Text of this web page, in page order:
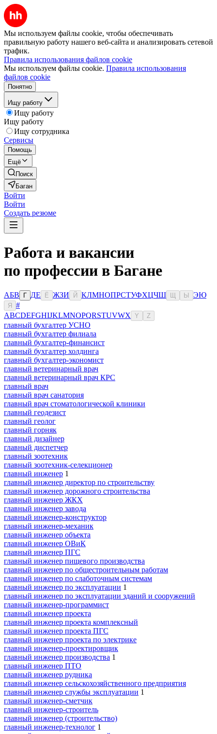
Мы используем файлы cookie, чтобы обеспечивать
правильную работу нашего веб-сайта и анализировать сетевой
трафик.
Правила использования файлов cookie
Мы используем файлы cookie. Правила использования
файлов cookie
Понятно
Ищу работу
Ищу работу
Ищу работу
Ищу сотрудника
Сервисы
Помощь
Ещё
Поиск
Баган
Войти
Войти
Создать резюме
Работа и вакансии
по профессии в Багане
АБВ Г ДЕ Ё ЖЗИ Й КЛМНОПРСТУФХЦЧШ Ы ЭЮ
Я
#
ABCDEFGHIJKLMNOPQRSTUVWX Y Z
главный бухгалтер УСНО
главный бухгалтер филиала
главный бухгалтер-финансист
главный бухгалтер холдинга
главный бухгалтер-экономист
главный ветеринарный врач
главный ветеринарный врач КРС
главный врач
главный врач санатория
главный врач стоматологической клиники
главный геодезист
главный геолог
главный горняк
главный дизайнер
главный диспетчер
главный зоотехник
главный зоотехник-селекционер
главный инженер 1
главный инженер директор по строительству
главный инженер дорожного строительства
главный инженер ЖКХ
главный инженер завода
главный инженер-конструктор
главный инженер-механик
главный инженер объекта
главный инженер ОВиК
главный инженер ПГС
главный инженер пищевого производства
главный инженер по общестроительным работам
главный инженер по слаботочным системам
главный инженер по эксплуатации 1
главный инженер по эксплуатации зданий и сооружений
главный инженер-программист
главный инженер проекта
главный инженер проекта комплексный
главный инженер проекта ПГС
главный инженер проекта по электрике
главный инженер-проектировщик
главный инженер производства 1
главный инженер ПТО
главный инженер рудника
главный инженер сельскохозяйственного предприятия
главный инженер службы эксплуатации 1
главный инженер-сметчик
главный инженер-строитель
главный инженер (строительство)
главный инженер-технолог 1